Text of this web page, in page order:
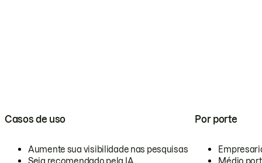
Casos de uso
Aumente sua visibilidade nas pesquisas
Por porte